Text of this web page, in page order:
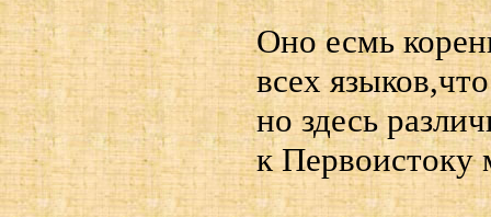
Оно есмь
всех
но здесь
к